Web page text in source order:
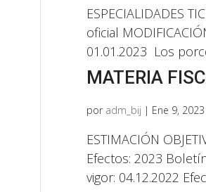
ESPECIALIDADES
oficial
01.01.2023 Los
MATERIA
por adm_bij | Ene 9, 2023
ESTIMACIÓN
Efectos: 2023
vigor: 04.12.2022